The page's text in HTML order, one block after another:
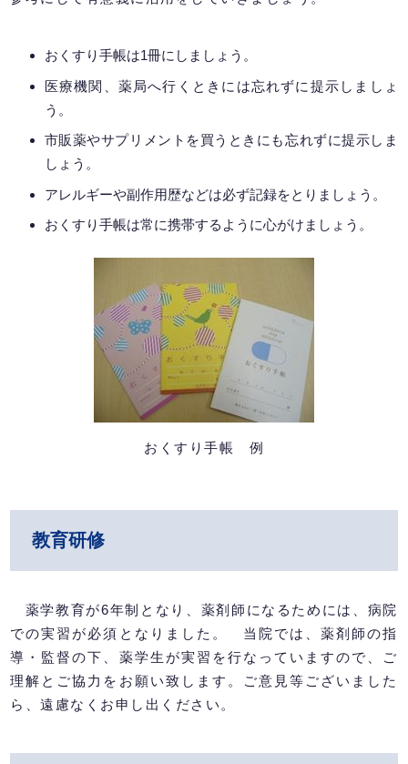
おくすり手帳は1冊にしましょう。
医療機関、薬局へ行くときには忘れずに提示しましょ
う。
市販薬やサプリメントを買うときにも忘れずに提示しま
しょう。
アレルギーや副作用歴などは必ず記録をとりましょう。
おくすり手帳は常に携帯するように心がけましょう。
おくすり手帳 例
教育研修
薬学教育が6年制となり、薬剤師になるためには、病院
での実習が必須となりました。 当院では、薬剤師の指
導・監督の下、薬学生が実習を行なっていますので、ご
理解とご協力をお願い致します。ご意見等ございました
ら、遠慮なくお申し出ください。